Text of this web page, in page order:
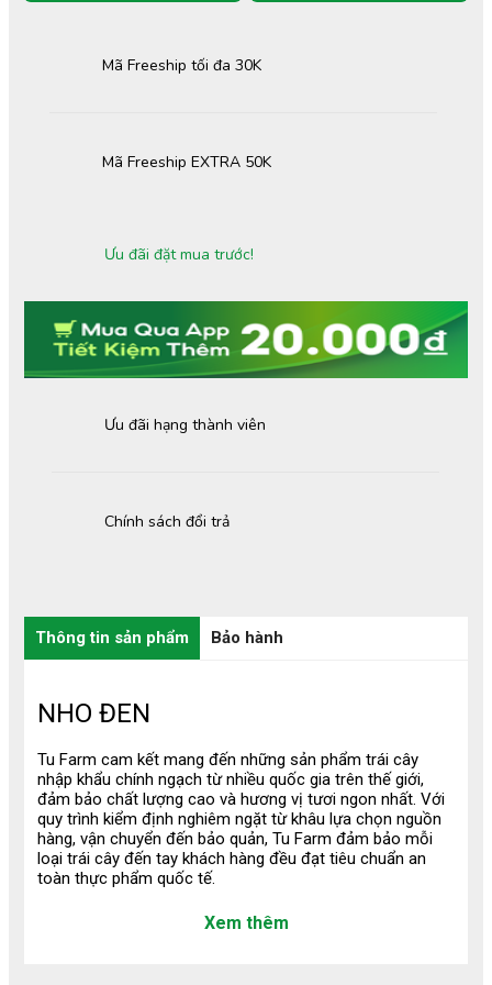
Mã Freeship EXTRA 50K
Mã Freeship tối đa 30K
Ưu đãi đặt mua trước!
Chính sách đổi trả
Ưu đãi hạng thành viên
Thông tin sản phẩm Bảo hành
NHO ĐEN
Tu Farm cam kết mang đến những sản phẩm trái cây
nhập khẩu chính ngạch từ nhiều quốc gia trên thế giới,
đảm bảo chất lượng cao và hương vị tươi ngon nhất. Với
quy trình kiểm định nghiêm ngặt từ khâu lựa chọn nguồn
hàng, vận chuyển đến bảo quản, Tu Farm đảm bảo mỗi
loại trái cây đến tay khách hàng đều đạt tiêu chuẩn an
toàn thực phẩm quốc tế.
1/ Thông Tin Sản Phẩm
Xem thêm